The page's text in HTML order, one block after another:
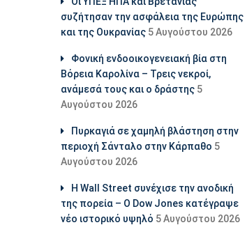
συζήτησαν την ασφάλεια της Ευρώπης
και της Ουκρανίας 5 Αυγούστου 2026
Φονική ενδοοικογενειακή βία στη
Βόρεια Καρολίνα – Τρεις νεκροί,
ανάμεσά τους και ο δράστης 5
Αυγούστου 2026
Πυρκαγιά σε χαμηλή βλάστηση στην
περιοχή Σάνταλο στην Κάρπαθο 5
Αυγούστου 2026
Η Wall Street συνέχισε την ανοδική
της πορεία – Ο Dow Jones κατέγραψε
νέο ιστορικό υψηλό 5 Αυγούστου 2026